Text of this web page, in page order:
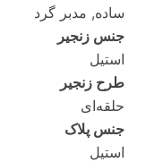
ساده, مدبر گرد
جنس زنجیر
استیل
طرح زنجیر
حلقه‌ای
جنس پلاک
استیل